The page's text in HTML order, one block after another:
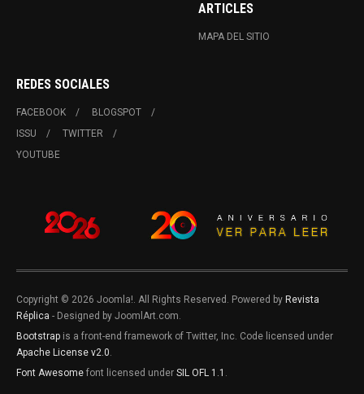
ARTICLES
MAPA DEL SITIO
REDES SOCIALES
FACEBOOK
BLOGSPOT
ISSU
TWITTER
YOUTUBE
Copyright © 2026 Joomla!. All Rights Reserved. Powered by Revista
Réplica - Designed by JoomlArt.com.
Bootstrap is a front-end framework of Twitter, Inc. Code licensed under
Apache License v2.0.
Font Awesome font licensed under SIL OFL 1.1 .